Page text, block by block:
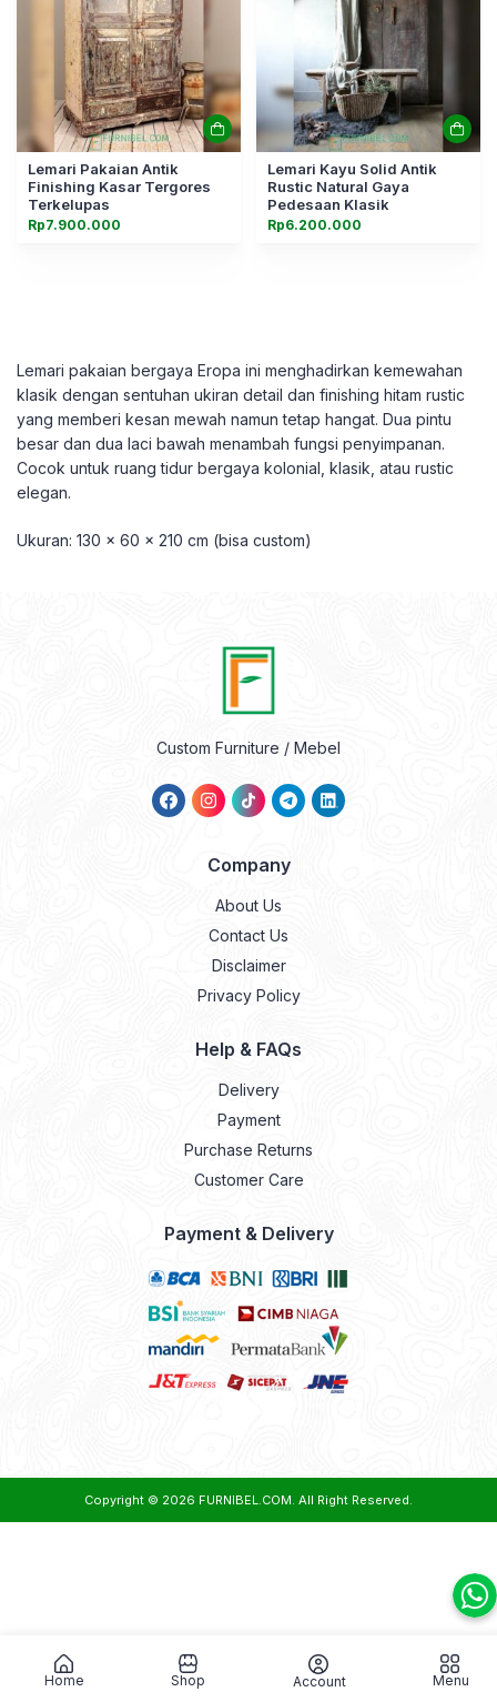
Lemari Pakaian Antik
Finishing Kasar Tergores
Terkelupas
Rp7.900.000
Lemari Kayu Solid Antik
Rustic Natural Gaya
Pedesaan Klasik
Rp6.200.000
Lemari pakaian bergaya Eropa ini menghadirkan kemewahan
klasik dengan sentuhan ukiran detail dan finishing hitam rustic
yang memberi kesan mewah namun tetap hangat. Dua pintu
besar dan dua laci bawah menambah fungsi penyimpanan.
Cocok untuk ruang tidur bergaya kolonial, klasik, atau rustic
elegan.
Ukuran: 130 x 60 x 210 cm (bisa custom)
Custom Furniture / Mebel
Company
About Us
Contact Us
Disclaimer
Privacy Policy
Help & FAQs
Delivery
Payment
Purchase Returns
Customer Care
Payment & Delivery
Copyright © 2026 FURNIBEL.COM. All Right Reserved.
Home Shop Account Menu